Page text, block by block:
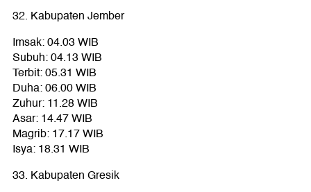
32. Kabupaten Jember
Imsak: 04.03 WIB
Subuh: 04.13 WIB
Terbit: 05.31 WIB
Duha: 06.00 WIB
Zuhur: 11.28 WIB
Asar: 14.47 WIB
Magrib: 17.17 WIB
Isya: 18.31 WIB
33. Kabupaten Gresik